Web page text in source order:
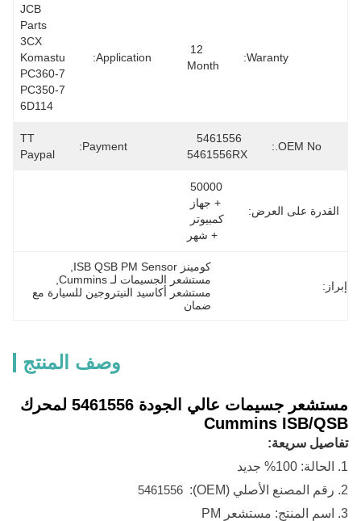
Waranty:
Month
Application:
JCB
Parts
3CX
Komastu
PC360-7
PC350-7
6D114
OEM No.:
5461556RX
Payment:
TT
Paypal
القدرة على العرض:
+ شهر
إبراز:
كومينز ISB QSB PM Sensor
مستشعر الجسيمات لـ Cummins
ضمان
وصف المنتج
مستشعر جسيمات عالي الجودة 5461556 لمحرك
Cummins ISB/QSB
تفاصيل سريعة:
1.
الحالة: 100%
جديد
2. رقم المصنع الأصلي (OEM):
5461556
3.
اسم المنتج: مستشعر PM